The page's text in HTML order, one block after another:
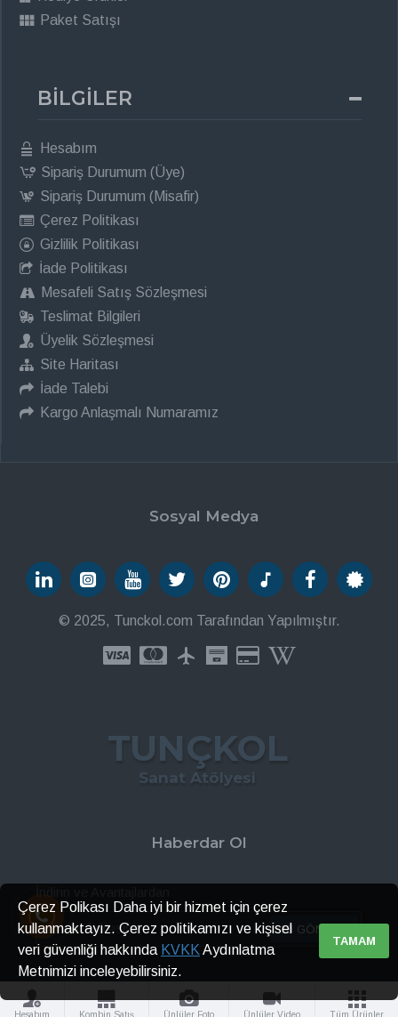
Paket Satışı
BİLGİLER
Hesabım
Sipariş Durumum (Üye)
Sipariş Durumum (Misafir)
Çerez Politikası
Gizlilik Politikası
İade Politikası
Mesafeli Satış Sözleşmesi
Teslimat Bilgileri
Üyelik Sözleşmesi
Site Haritası
İade Talebi
Kargo Anlaşmalı Numaramız
Sosyal Medya
© 2025, Tunckol.com Tarafından Yapılmıştır.
TUNÇKOL
Sanat Atölyesi
Haberdar Ol
İndirin ve Avantajlardan
GÖNDER
Hesabım Kombin Satış Ünlüler Foto Ünlüler Video Tüm Ürünler
TAMAM
Çerez Polikası Daha iyi bir hizmet için çerez
kullanmaktayız. Çerez politikamızı ve kişisel
veri güvenliği hakkında KVKK Aydınlatma
Metnimizi inceleyebilirsiniz.